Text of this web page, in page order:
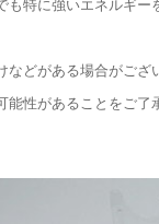
特に強いエネルギー
どがある場合がござ
性があることをご了